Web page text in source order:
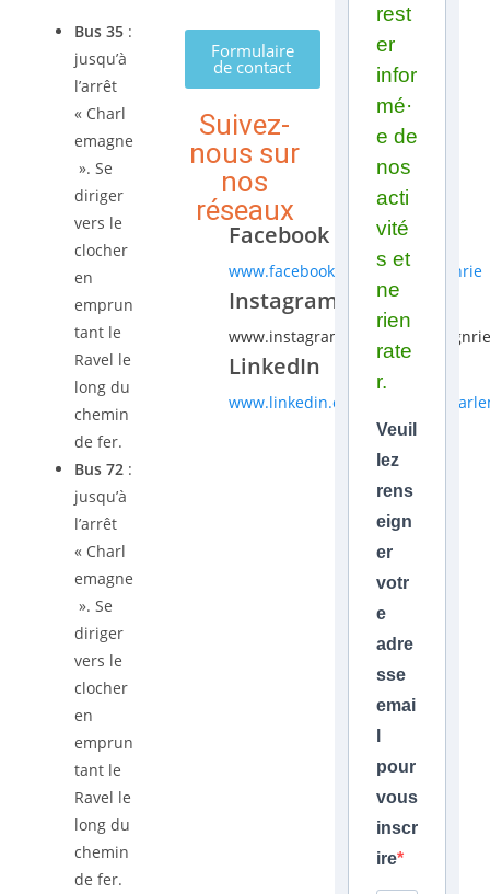
Bus 35 :
jusqu’à
l’arrêt
« Charl
emagne
». Se
diriger
vers le
clocher
en
emprun
tant le
Ravel le
long du
chemin
de fer.
Bus 72:
jusqu’à
l’arrêt
« Charl
emagne
». Se
diriger
vers le
clocher
en
emprun
tant le
Ravel le
long du
chemin
de fer.
Formulaire
de contact
Suivez-
nous sur
nos
réseaux
Facebook
www.facebook.com/charlemagnrie
Instagram
www.instagram.com/charlemagnrie
LinkedIn
www.linkedin.com/company/
rest
er
infor
mé·
e de
nos
acti
vité
s et
ne
rien
rate
r.
Veuil
lez
rens
eign
er
votr
e
adre
sse
emai
pour
vous
inscr
ire